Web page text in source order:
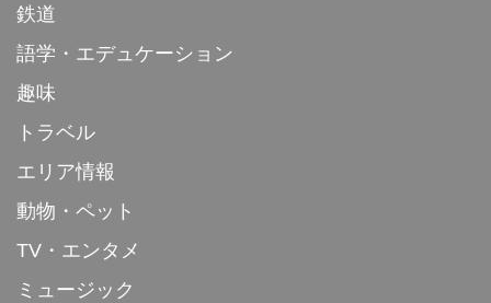
鉄道
語学・エデュケーション
趣味
トラベル
エリア情報
動物・ペット
TV・エンタメ
ミュージック